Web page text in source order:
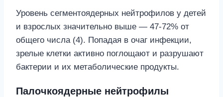
Уровень сегментоядерных нейтрофилов у детей
и взрослых значительно выше — 47-72% от
общего числа (4). Попадая в очаг инфекции,
зрелые клетки активно поглощают и разрушают
бактерии и их метаболические продукты.
Палочкоядерные нейтрофилы